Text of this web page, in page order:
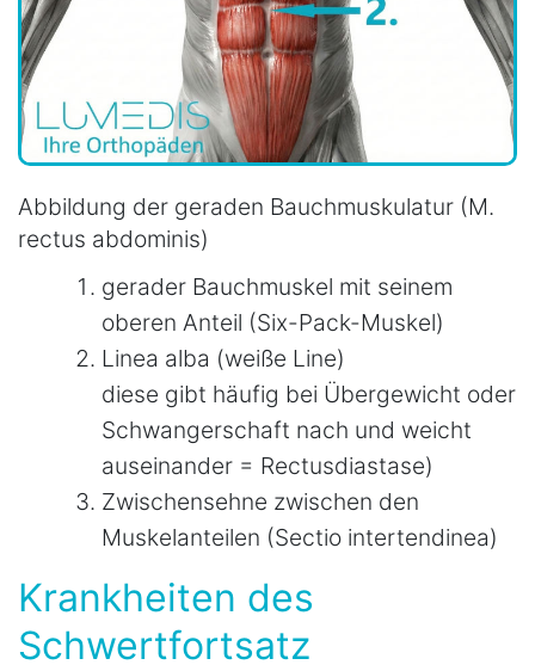
Abbildung der geraden Bauchmuskulatur (M.
rectus abdominis)
gerader Bauchmuskel mit seinem
oberen Anteil (Six-Pack-Muskel)
Linea alba (weiße Line)
diese gibt häufig bei Übergewicht oder
Schwangerschaft nach und weicht
auseinander = Rectusdiastase)
Zwischensehne zwischen den
Muskelanteilen (Sectio intertendinea)
Krankheiten des
Schwertfortsatz